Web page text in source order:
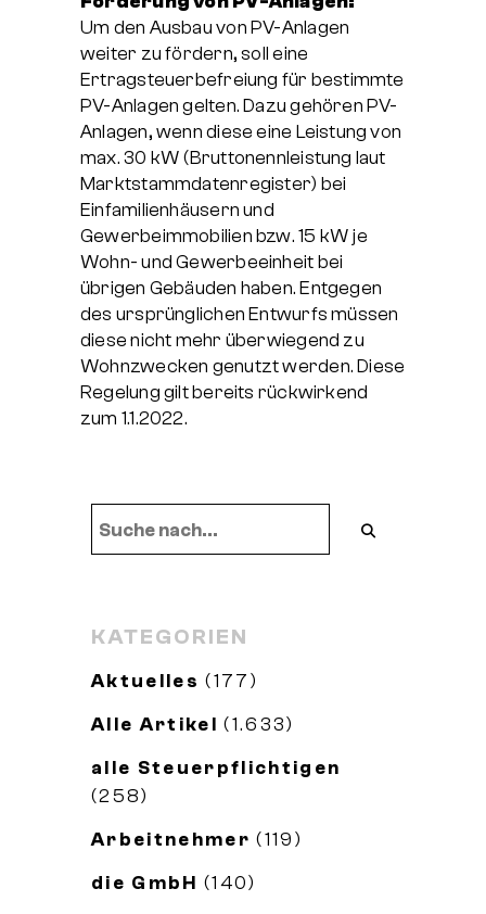
Um den Ausbau von PV-Anlagen
weiter zu fördern, soll eine
Ertragsteuerbefreiung für bestimmte
PV-Anlagen gelten. Dazu gehören PV-
Anlagen, wenn diese eine Leistung von
max. 30 kW (Bruttonennleistung laut
Marktstammdatenregister) bei
Einfamilienhäusern und
Gewerbeimmobilien bzw. 15 kW je
Wohn- und Gewerbeeinheit bei
übrigen Gebäuden haben. Entgegen
des ursprünglichen Entwurfs müssen
diese nicht mehr überwiegend zu
Wohnzwecken genutzt werden. Diese
Regelung gilt bereits rückwirkend
zum 1.1.2022.
KATEGORIEN
Aktuelles (177)
Alle Artikel (1.633)
alle Steuerpflichtigen
(258)
Arbeitnehmer (119)
die GmbH (140)